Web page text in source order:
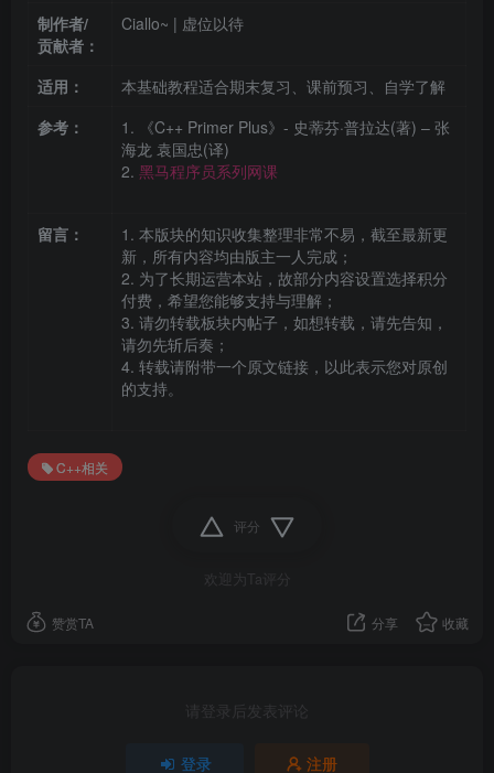
制作者/
贡献者：
Ciallo~ | 虚位以待
适用：
本基础教程适合期末复习、课前预习、自学了解
参考：
1. 《C++ Primer Plus》- 史蒂芬·普拉达(著) – 张
海龙 袁国忠(译)
2. 黑马程序员系列网课
留言：
1. 本版块的知识收集整理非常不易，截至最新更
新，所有内容均由版主一人完成；
2. 为了长期运营本站，故部分内容设置选择积分
付费，希望您能够支持与理解；
3. 请勿转载板块内帖子，如想转载，请先告知，
请勿先斩后奏；
4. 转载请附带一个原文链接，以此表示您对原创
的支持。
C++相关
评分
欢迎为Ta评分
赞赏TA 分享 收藏
请登录后发表评论
登录 注册